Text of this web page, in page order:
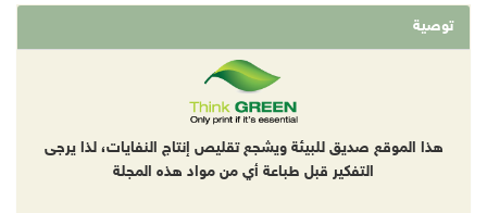
توصية
هذا الموقع صديق للبيئة ويشجع تقليص إنتاج النفايات، لذا يرجى
التفكير قبل طباعة أي من مواد هذه المجلة